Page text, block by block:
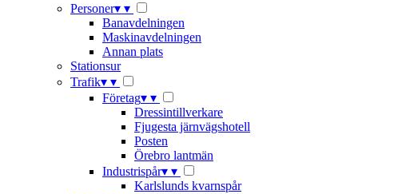
Personer▾ ▾
Banavdelningen
Maskinavdelningen
Annan plats
Stationsur
Trafik▾ ▾
Företag▾ ▾
Dressintillverkare
Fjugesta järnvägshotell
Posten
Örebro lantmän
Industrispår▾ ▾
Karlslunds kvarnspår